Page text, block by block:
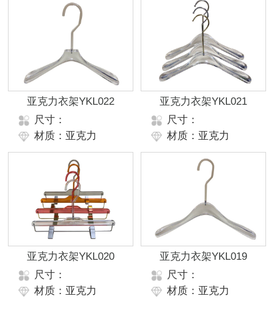
亚克力衣架YKL022
尺寸：
材质：亚克力
亚克力衣架YKL021
尺寸：
材质：亚克力
亚克力衣架YKL020
尺寸：
材质：亚克力
亚克力衣架YKL019
尺寸：
材质：亚克力